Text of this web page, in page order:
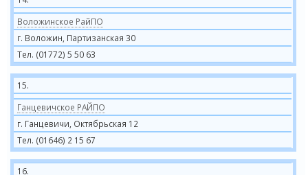
Воложинское РайПО
г. Воложин, Партизанская 30
Тел. (01772) 5 50 63
15.
Ганцевичское РАЙПО
г. Ганцевичи, Октябрьская 12
Тел. (01646) 2 15 67
16.